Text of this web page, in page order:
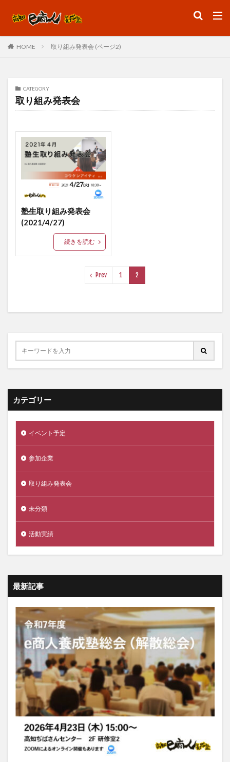
HOME 取り組み発表会 (ページ2)
CATEGORY
取り組み発表会
塾生取り組み発表会
(2021/4/27)
続きを読む
Prev 1 2
カテゴリー
イベント予定
参加企業
取り組み発表会
未分類
活動実績
最新記事
検索